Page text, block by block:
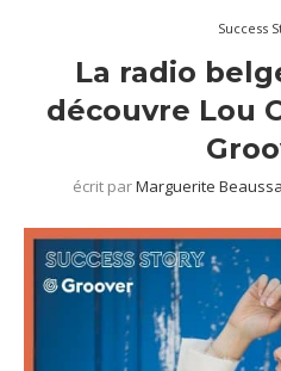
Success
La radio
découvre Lou
écrit parMarguerite